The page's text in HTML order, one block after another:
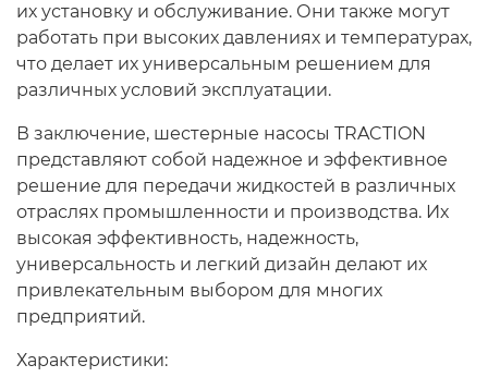
их установку и обслуживание. Они также могут
работать при высоких давлениях и температурах,
что делает их универсальным решением для
различных условий эксплуатации.
В заключение, шестерные насосы TRACTION
представляют собой надежное и эффективное
решение для передачи жидкостей в различных
отраслях промышленности и производства. Их
высокая эффективность, надежность,
универсальность и легкий дизайн делают их
привлекательным выбором для многих
предприятий.
Характеристики:
Трактор ДТ-75,Т-4,ТДТ-55 дв.А-41/01,
Д-440,СМД-18
Трактор К-701 К-744 К-702
Трактор МТЗ-1221 1522 1523 1025 2022.3
Д-260
Трактор МТЗ-320
Трактор МТЗ-82 Д-243 Д-245
Трактор Т-130,170